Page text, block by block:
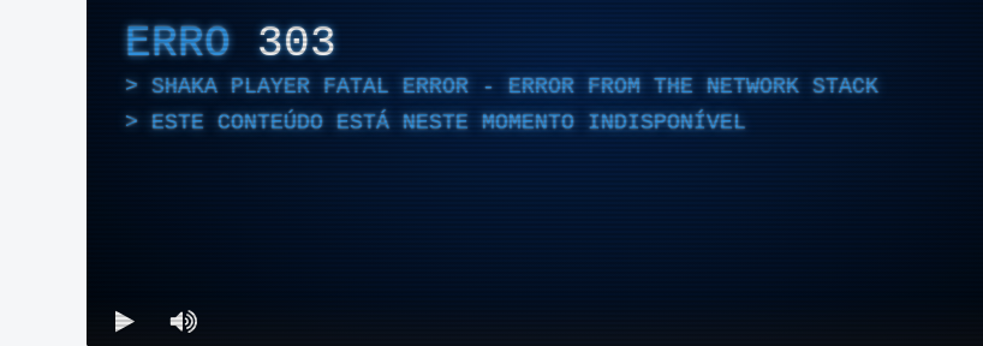
ERRO 303
SHAKA PLAYER FATAL ERROR - ERROR FROM THE NETWORK STACK
ESTE CONTEÚDO ESTÁ NESTE MOMENTO INDISPONÍVEL